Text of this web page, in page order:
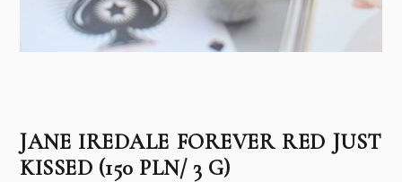
JANE IREDALE FOREVER RED JUST
KISSED (150 PLN/ 3 G)